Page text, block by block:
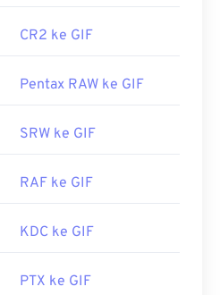
CR2 ke GIF
Pentax RAW ke GIF
SRW ke GIF
RAF ke GIF
KDC ke GIF
PTX ke GIF